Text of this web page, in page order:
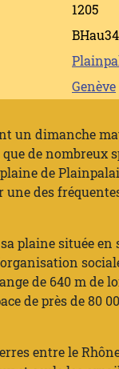
1205
Genève
un dimanche
que de nombreux
de
une des
plaine située en
de 640 m de
de près de 80
entre le